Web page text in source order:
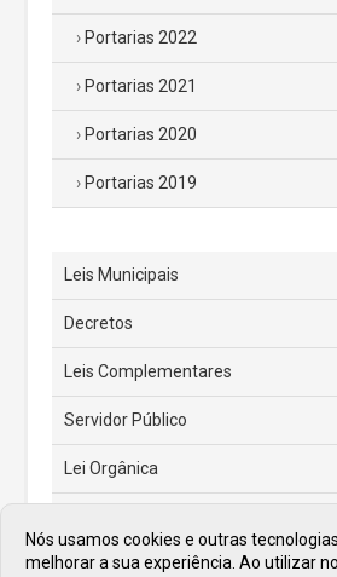
Portarias 2022
Portarias 2021
Portarias 2020
Portarias 2019
Leis Municipais
Decretos
Leis Complementares
Servidor Público
Lei Orgânica
Feriados e Pontos Facultativos
Nós usamos cookies e outras
melhorar a sua experiência. Ao utilizar